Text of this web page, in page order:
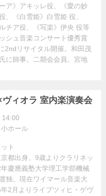
ア》アキッレ役、《愛の妙
、《白雪姫》白雪姫 役、
チア役、《写楽》伊央 役等
シュ音楽コンサート優秀賞
2ndリサイタル開催。和田茂
に師事。二期会会員。宮地
ィオラ 室内楽演奏会
14:00
ホール
ト
都出身。9歳よりクラリネッ
慶應義塾大学理工学部機械
独。現在ワイマール音楽大
2月よりライプツィヒ・ゲヴ